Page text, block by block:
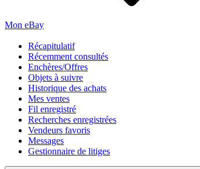
Mon eBay
Récapitulatif
Récemment consultés
Enchères/Offres
Objets à suivre
Historique des achats
Mes ventes
Fil enregistré
Recherches enregistrées
Vendeurs favoris
Messages
Gestionnaire de litiges